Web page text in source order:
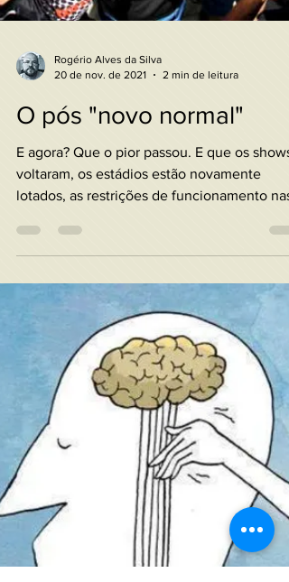
Rogério Alves da Silva
20 de nov. de 2021
2 min de leitura
O pós "novo normal"
E agora? Que o pior passou. E que os shows
voltaram, os estádios estão novamente
lotados, as restrições de funcionamento nas